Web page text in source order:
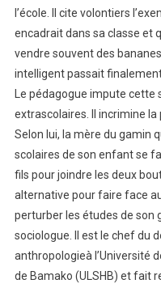
l’école. Il cite volontiers
encadrait dans sa classe et
vendre souvent des
intelligent passait
Le pédagogue impute cette
extrascolaires. Il incrimine
Selon lui, la mère du gamin
scolaires de son enfant se
fils pour joindre les deux
alternative pour faire face
perturber les études de son
sociologue. Il est le chef du
anthropologieà l’Université
de Bamako (ULSHB) et fait